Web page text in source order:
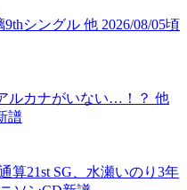
シングル 他 2026/08/05頃
ルカナがいない…！？ 他
譜
算21st SG、水瀬いのり3年